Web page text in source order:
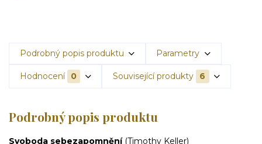
Podrobný popis produktu Parametry
Hodnocení 0 Související produkty 6
Podrobný popis produktu
Svoboda sebezapomnění (Timothy Keller)